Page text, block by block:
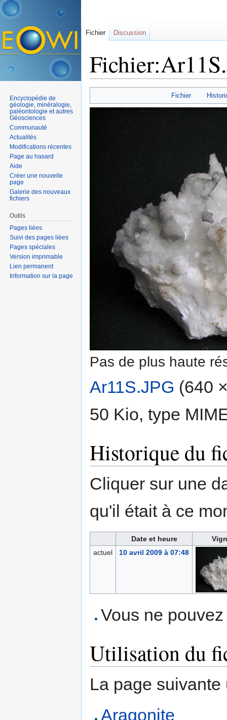
Fichier
Pas de plus haute
Ar11S.JPG (640
50 Kio, type
Historique du
Cliquer sur une
qu'il était à ce
Date et heure
actuel
10 avril 2009 à 07:48
Vous ne
Utilisation du
La page
Aragonite
Fichier Discussion
Encyclopédie de
géologie, minéralogie,
paléontologie et autres
Géosciences
Communauté
Actualités
Modifications récentes
Page au hasard
Aide
Créer une nouvelle
page
Galerie des nouveaux
fichiers
Outils
Pages liées
Suivi des pages liées
Pages spéciales
Version imprimable
Lien permanent
Information sur la page